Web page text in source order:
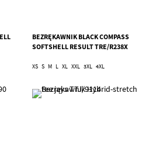
BEZRĘKAWNIK BLACK COMPASS
SOFTSHELL RESULT TRE/R238X
XS S M L XL XXL 3XL 4XL